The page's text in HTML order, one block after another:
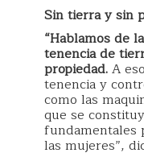
Sin tierra y sin
“Hablamos de
tenencia de
propiedad.A
tenencia y
como las
que se
fundamentales
las mujeres”,